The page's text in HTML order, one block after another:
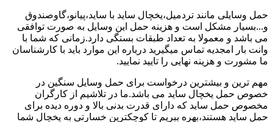
حمل وسایلی مانند تردمیل،یخچال ساید با ساید،پیانو،گاوصندوق
و...بسیار مشکل است و هزینه حمل این وسایل به صورت توافقی
می باشد و معمولا به تعداد طبقات بستگی دارد.زمانی که شما با
وانت بار امجدیه تماس میگیرید درباره این موارد باید با کارشناسان
ما مشورت و هزینه نهایی را تایید نمایید.
مهم ترین و بیشترین درخواست برای حمل وسایل سنگین در
خصوص حمل یخچال ساید می باشد.ما در تلاشیم از کارگران
مخصوص حمل ساید که دارای قدرت بدنی بالا و دوره دیده برای
حمل ساید هستند،بهره ببریم تا کوچکترین خسارتی به یخچال شما